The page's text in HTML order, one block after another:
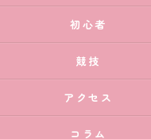
初心者
競技
アクセス
コラム